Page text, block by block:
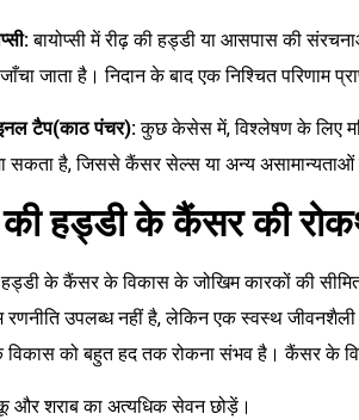
बायोप्सी में रीढ़ की हड्डी या आसपास की
जाँचा जाता है। निदान के बाद एक निश्चित परिणाम
टैप(काठ पंचर):कुछ केसेस में, विश्लेषण के लिए
सकता है, जिससे कैंसर सेल्स या अन्य असामान्यताओं
की हड्डी के कैंसर की
के कैंसर के विकास के जोखिम कारकों की सीमित
रणनीति उपलब्ध नहीं है, लेकिन एक स्वस्थ
को बहुत हद तक रोकना संभव है। कैंसर के
और शराब का अत्यधिक सेवन छोड़ें।